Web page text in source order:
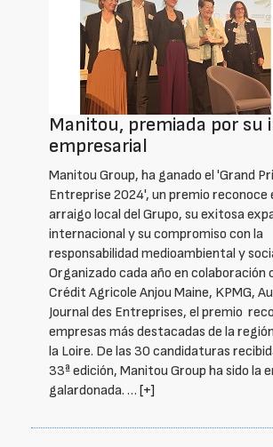
Manitou, premiada por su
empresarial
Manitou Group, ha ganado el 'Grand
Entreprise 2024', un premio reconoce
arraigo local del Grupo, su exitosa
internacional y su compromiso con la
responsabilidad medioambiental y
Organizado cada año en colaboración
Crédit Agricole Anjou Maine, KPMG,
Journal des Entreprises, el premio
empresas más destacadas de la
la Loire. De las 30 candidaturas
33ª edición, Manitou Group ha sido la
galardonada. … [+]